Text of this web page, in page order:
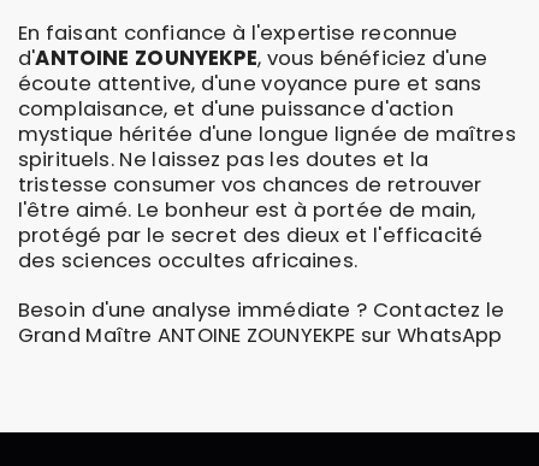
En faisant confiance à l'expertise reconnue
d'ANTOINE ZOUNYEKPE, vous bénéficiez d'une
écoute attentive, d'une voyance pure et sans
complaisance, et d'une puissance d'action
mystique héritée d'une longue lignée de maîtres
spirituels. Ne laissez pas les doutes et la
tristesse consumer vos chances de retrouver
l'être aimé. Le bonheur est à portée de main,
protégé par le secret des dieux et l'efficacité
des sciences occultes africaines.
Besoin d'une analyse immédiate ? Contactez le
Grand Maître ANTOINE ZOUNYEKPE sur WhatsApp